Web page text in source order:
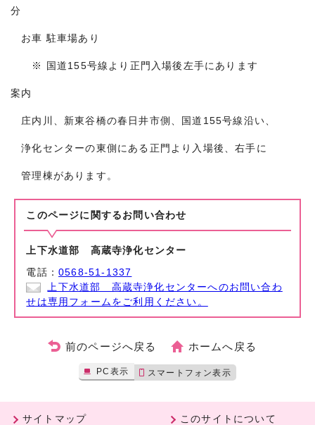
分
お車 駐車場あり
※ 国道155号線より正門入場後左手にあります
案内
庄内川、新東谷橋の春日井市側、国道155号線沿い、
浄化センターの東側にある正門より入場後、右手に
管理棟があります。
このページに関する お問い合わせ
上下水道部 高蔵寺浄化センター
電話：0568-51-1337
上下水道部 高蔵寺浄化センターへのお問い合わ
せは専用フォームをご利用ください。
前のページへ戻る ホームへ戻る
PC表示 スマートフォン表示
サイトマップ
このサイトについて